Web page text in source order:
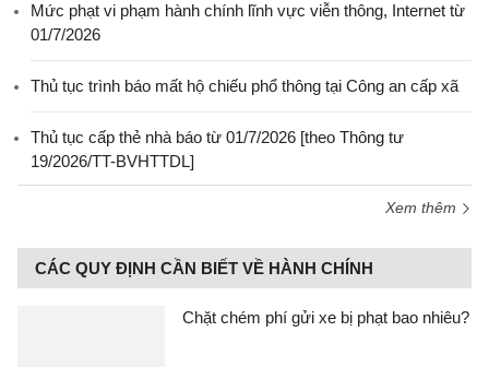
Mức phạt vi phạm hành chính lĩnh vực viễn thông, Internet từ
01/7/2026
Thủ tục trình báo mất hộ chiếu phổ thông tại Công an cấp xã
Thủ tục cấp thẻ nhà báo từ 01/7/2026 [theo Thông tư
19/2026/TT-BVHTTDL]
Xem thêm
CÁC QUY ĐỊNH CẦN BIẾT VỀ HÀNH CHÍNH
Chặt chém phí gửi xe bị phạt bao nhiêu?